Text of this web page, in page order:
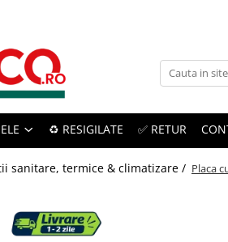
♻️ RESIGILATE ✅ RETUR
sanitare, termice & climatizare / Placa